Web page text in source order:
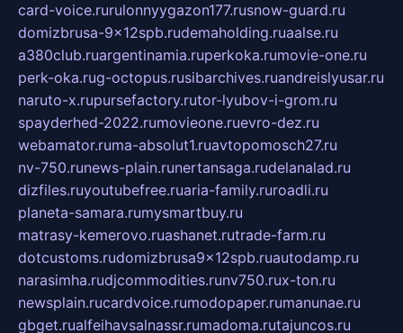
card-voice.rurulonnyygazon177.rusnow-guard.ru
domizbrusa-9x12spb.rudemaholding.ruaalse.ru
a380club.ruargentinamia.ruperkoka.rumovie-one.ru
perk-oka.rug-octopus.rusibarchives.ruandreislyusar.ru
naruto-x.rupursefactory.rutor-lyubov-i-grom.ru
spayderhed-2022.rumovieone.ruevro-dez.ru
webamator.ruma-absolut1.ruavtopomosch27.ru
nv-750.runews-plain.runertansaga.rudelanalad.ru
dizfiles.ruyoutubefree.ruaria-family.ruroadli.ru
planeta-samara.rumysmartbuy.ru
matrasy-kemerovo.ruashanet.rutrade-farm.ru
dotcustoms.rudomizbrusa9x12spb.ruautodamp.ru
narasimha.rudjcommodities.runv750.rux-ton.ru
newsplain.rucardvoice.rumodopaper.rumanunae.ru
gbget.rualfeihavsalnassr.rumadoma.rutajuncos.ru